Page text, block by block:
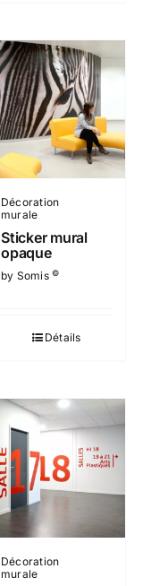
Décoration
murale
Sticker mural
opaque
by Somis©
Détails
Décoration
murale